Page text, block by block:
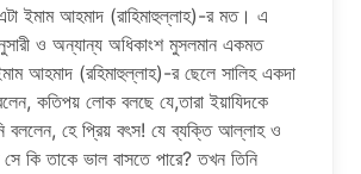
ইমাম আহমাদ (রাহিমাহুল্লাহ)-র মত। এ
ও অন্যান্য অধিকাংশ মুসলমান একমত
আহমাদ (রহিমাহুল্লাহ)-র ছেলে সালিহ একদা
কতিপয় লোক বলছে যে,তারা ইয়াযিদকে
বললেন, হে প্রিয় বৎস! যে ব্যক্তি আল্লাহ ও
সে কি তাকে ভাল বাসতে পারে? তখন তিনি